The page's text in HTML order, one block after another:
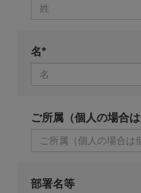
名*
ご所属（個人の場合
部署名等